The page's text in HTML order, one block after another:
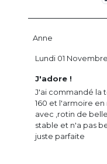
Anne
J'adore !
J'ai commandé la
160 et l'armoire
avec ,rotin de
stable et n'a pas
juste parfaite
Lundi 01 Novembre